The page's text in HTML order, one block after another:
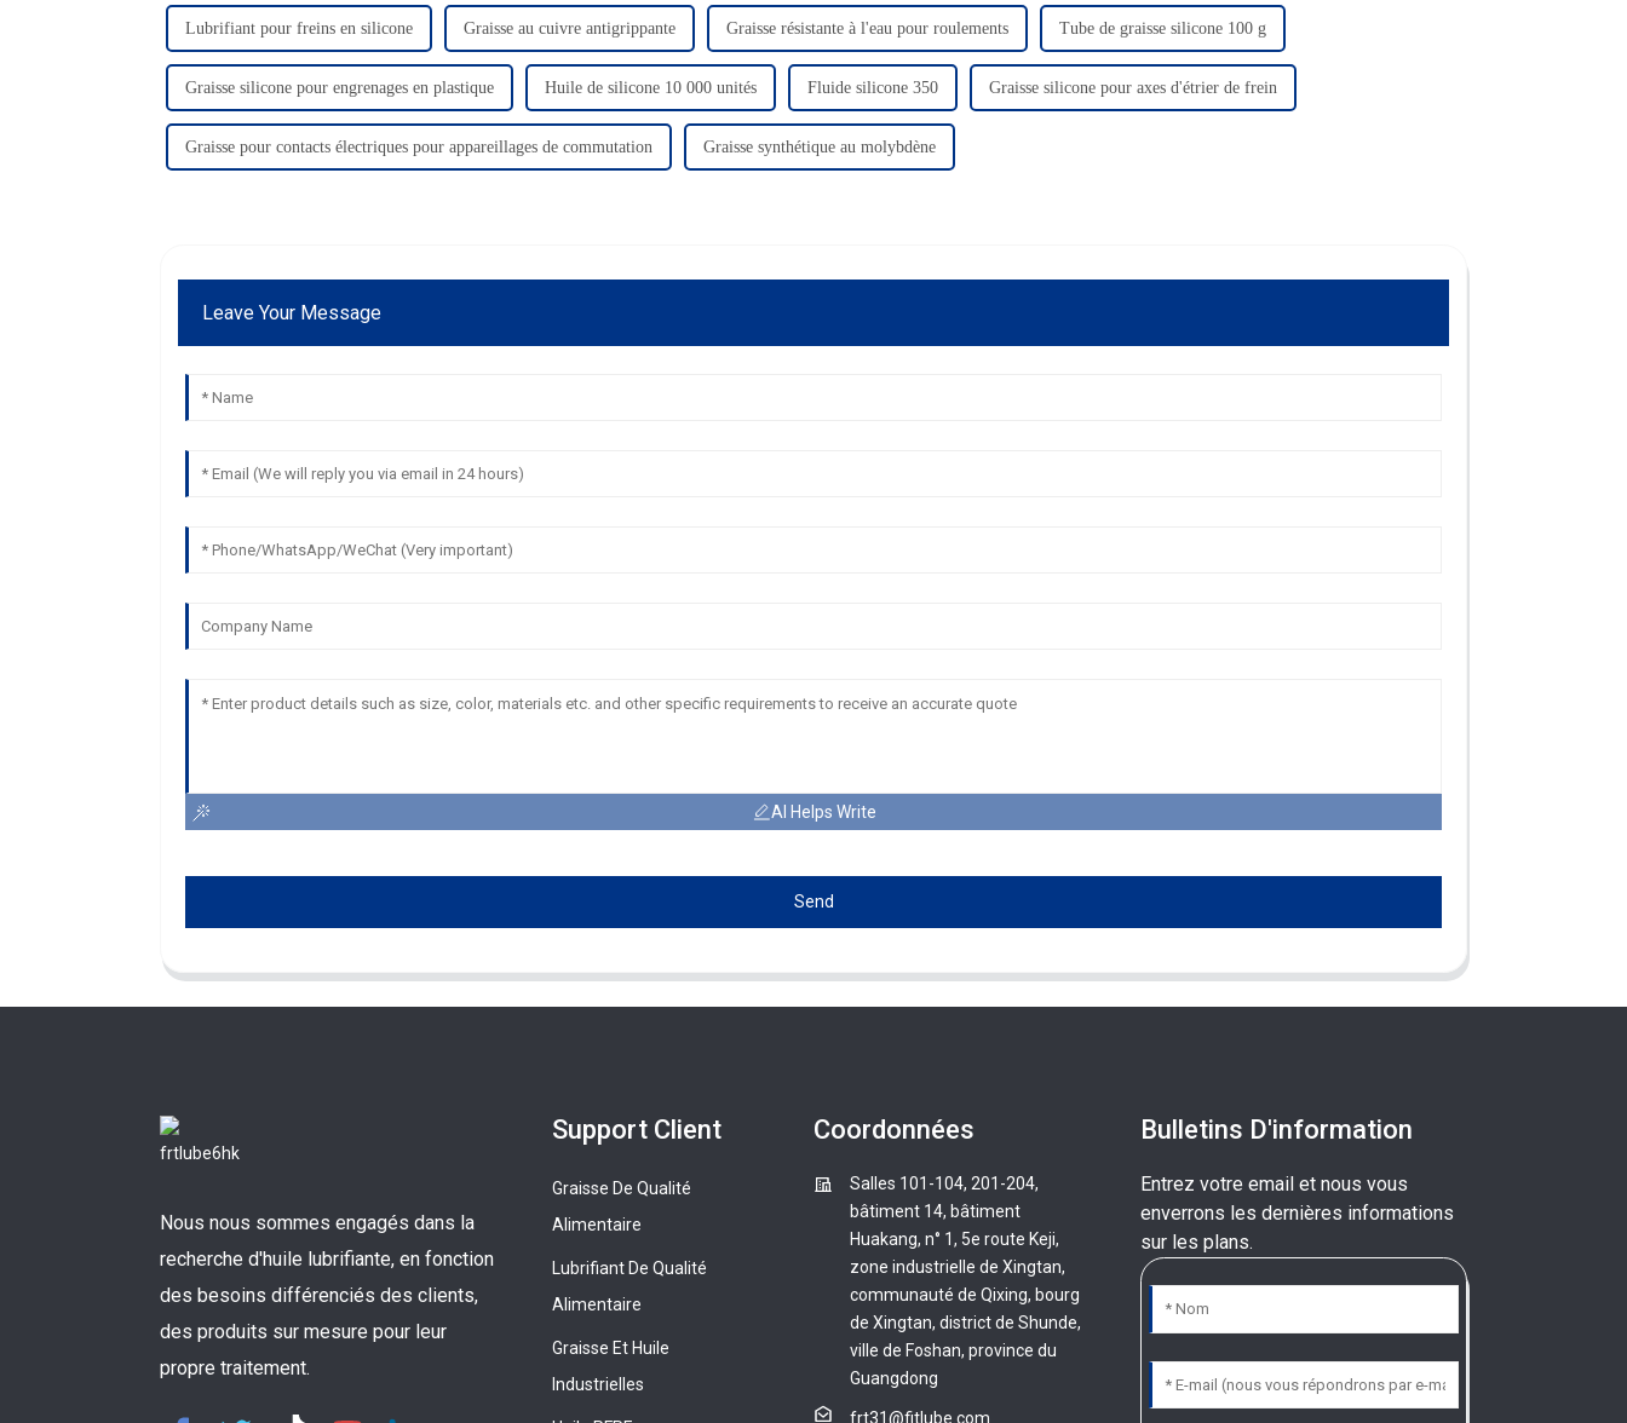
Lubrifiant pour freins en silicone Graisse au cuivre antigrippante Graisse résistante à l'eau pour roulements Tube de graisse silicone 100 g
Graisse silicone pour engrenages en plastique Huile de silicone 10 000 unités Fluide silicone 350 Graisse silicone pour axes d'étrier de frein
Graisse pour contacts électriques pour appareillages de commutation Graisse synthétique au molybdène
Leave Your Message
AI Helps Write
Send
Nous nous sommes engagés dans la
recherche d'huile lubrifiante, en fonction
des besoins différenciés des clients,
des produits sur mesure pour leur
propre traitement.
Support Client
Graisse De Qualité
Alimentaire
Lubrifiant De Qualité
Alimentaire
Graisse Et Huile
Industrielles
Coordonnées
Salles 101-104, 201-204,
bâtiment 14, bâtiment
Huakang, n° 1, 5e route Keji,
zone industrielle de Xingtan,
communauté de Qixing, bourg
de Xingtan, district de Shunde,
ville de Foshan, province du
Guangdong
frt31@fitlube.com
Bulletins D'information
Entrez votre email et nous vous
enverrons les dernières informations
sur les plans.